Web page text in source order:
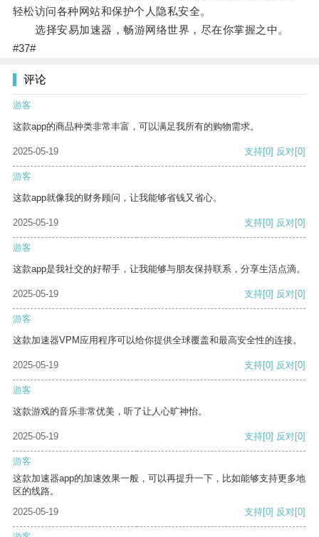
轻松访问各种网站和保护个人隐私安全。
选择安易加速器，畅游网络世界，尽在你掌握之中。
#37#
评论
游客
这款app的商品种类非常丰富，可以满足我所有的购物需求。
2025-05-19 支持[0] 反对[0]
游客
这款app就像我的财务顾问，让我能够省钱又省心。
2025-05-19 支持[0] 反对[0]
游客
这款app是我社交的好帮手，让我能够与朋友保持联系，分享生活点滴。
2025-05-19 支持[0] 反对[0]
游客
这款加速器VPM应用程序可以给你提供全球覆盖和最高安全性的连接。
2025-05-19 支持[0] 反对[0]
游客
这款游戏的音乐非常优美，听了让人心旷神怡。
2025-05-19 支持[0] 反对[0]
游客
这款加速器app的加速效果一般，可以再提升一下，比如能够支持更多地
区的线路。
2025-05-19
支持[0] 反对[0]